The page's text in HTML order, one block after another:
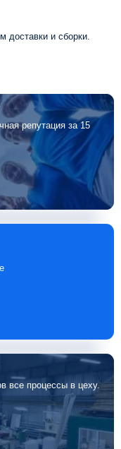
доставки и сборки.
репутация за 15
все процессы в цеху.